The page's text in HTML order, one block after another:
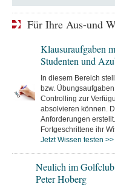
Für Ihre Aus-und
Klausuraufgaben
Studenten und
In diesem Bereich
bzw.
Controlling zur
absolvieren können.
Anforderungen
Fortgeschrittene ihr
Jetzt Wissen testen >>
Neulich im Golfclub
Peter Hoberg